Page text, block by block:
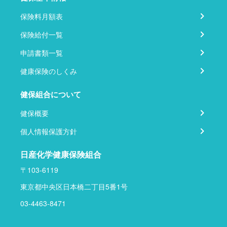
保険料月額表
保険給付一覧
申請書類一覧
健康保険のしくみ
健保組合について
健保概要
個人情報保護方針
日産化学健康保険組合
〒103-6119
東京都中央区日本橋二丁目5番1号
03-4463-8471